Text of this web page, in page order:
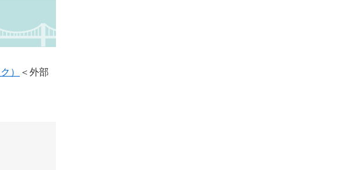
）
＜外部